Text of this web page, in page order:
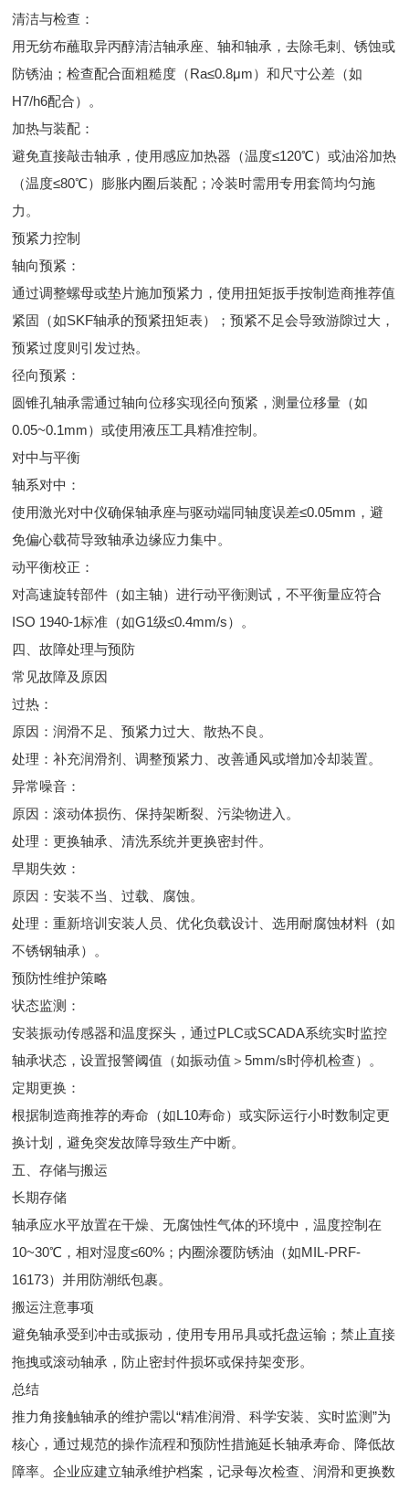
清洁与检查：
用无纺布蘸取异丙醇清洁轴承座、轴和轴承，去除毛刺、锈蚀或
防锈油；检查配合面粗糙度（Ra≤0.8μm）和尺寸公差（如
H7/h6配合）。
加热与装配：
避免直接敲击轴承，使用感应加热器（温度≤120℃）或油浴加热
（温度≤80℃）膨胀内圈后装配；冷装时需用专用套筒均匀施
力。
预紧力控制
轴向预紧：
通过调整螺母或垫片施加预紧力，使用扭矩扳手按制造商推荐值
紧固（如SKF轴承的预紧扭矩表）；预紧不足会导致游隙过大，
预紧过度则引发过热。
径向预紧：
圆锥孔轴承需通过轴向位移实现径向预紧，测量位移量（如
0.05~0.1mm）或使用液压工具精准控制。
对中与平衡
轴系对中：
使用激光对中仪确保轴承座与驱动端同轴度误差≤0.05mm，避
免偏心载荷导致轴承边缘应力集中。
动平衡校正：
对高速旋转部件（如主轴）进行动平衡测试，不平衡量应符合
ISO 1940-1标准（如G1级≤0.4mm/s）。
四、故障处理与预防
常见故障及原因
过热：
原因：润滑不足、预紧力过大、散热不良。
处理：补充润滑剂、调整预紧力、改善通风或增加冷却装置。
异常噪音：
原因：滚动体损伤、保持架断裂、污染物进入。
处理：更换轴承、清洗系统并更换密封件。
早期失效：
原因：安装不当、过载、腐蚀。
处理：重新培训安装人员、优化负载设计、选用耐腐蚀材料（如
不锈钢轴承）。
预防性维护策略
状态监测：
安装振动传感器和温度探头，通过PLC或SCADA系统实时监控
轴承状态，设置报警阈值（如振动值＞5mm/s时停机检查）。
定期更换：
根据制造商推荐的寿命（如L10寿命）或实际运行小时数制定更
换计划，避免突发故障导致生产中断。
五、存储与搬运
长期存储
轴承应水平放置在干燥、无腐蚀性气体的环境中，温度控制在
10~30℃，相对湿度≤60%；内圈涂覆防锈油（如MIL-PRF-
16173）并用防潮纸包裹。
搬运注意事项
避免轴承受到冲击或振动，使用专用吊具或托盘运输；禁止直接
拖拽或滚动轴承，防止密封件损坏或保持架变形。
总结
推力角接触轴承的维护需以“精准润滑、科学安装、实时监测”为
核心，通过规范的操作流程和预防性措施延长轴承寿命、降低故
障率。企业应建立轴承维护档案，记录每次检查、润滑和更换数